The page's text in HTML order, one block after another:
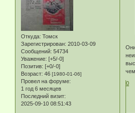
Откуда: Томск
Зарегистрирован: 2010-03-09
Сообщений: 54734
Уважение: [+5/-0]
Позитив: [+0/-0]
Возраст: 46 [1980-01-06]
Провел на форуме:
1 год 6 месяцев
Последний визит:
2025-09-10 08:51:43
0